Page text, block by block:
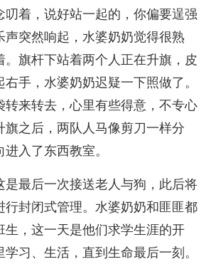
叨着，说好站一起的，你偏要逞强
声突然响起，水婆奶奶觉得很熟
。旗杆下站着两个人正在升旗，皮
手，水婆奶奶迟疑一下照做了。
转来转去，心里有些得意，不专心
旗之后，两队人马像剪刀一样分
入了东西教室。
是最后一次接送老人与狗，此后将
行封闭式管理。水婆奶奶和匪匪都
生，这一天是他们求学生涯的开
习、生活，直到生命最后一刻。